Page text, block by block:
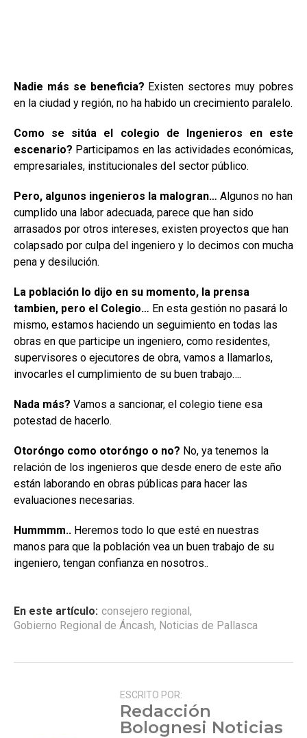
Nadie más se beneficia? Existen sectores muy pobres
en la ciudad y región, no ha habido un crecimiento paralelo.
Como se sitúa el colegio de Ingenieros en este
escenario? Participamos en las actividades económicas,
empresariales, institucionales del sector público.
Pero, algunos ingenieros la malogran… Algunos no han
cumplido una labor adecuada, parece que han sido
arrasados por otros intereses, existen proyectos que han
colapsado por culpa del ingeniero y lo decimos con mucha
pena y desilución.
La población lo dijo en su momento, la prensa
tambien, pero el Colegio… En esta gestión no pasará lo
mismo, estamos haciendo un seguimiento en todas las
obras en que participe un ingeniero, como residentes,
supervisores o ejecutores de obra, vamos a llamarlos,
invocarles el cumplimiento de su buen trabajo….
Nada más? Vamos a sancionar, el colegio tiene esa
potestad de hacerlo.
Otoróngo como otoróngo o no? No, ya tenemos la
relación de los ingenieros que desde enero de este año
están laborando en obras públicas para hacer las
evaluaciones necesarias.
Hummmm.. Heremos todo lo que esté en nuestras
manos para que la población vea un buen trabajo de su
ingeniero, tengan confianza en nosotros..
En este artículo: consejero regional,
Gobierno Regional de Áncash, Noticias de Pallasca
ESCRITO POR:
Redacción
Bolognesi Noticias